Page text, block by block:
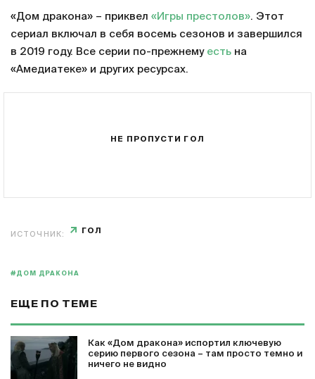
«Дом дракона» – приквел «Игры престолов». Этот
сериал включал в себя восемь сезонов и завершился
в 2019 году. Все серии по-прежнему есть на
«Амедиатеке» и других ресурсах.
НЕ ПРОПУСТИ ГОЛ
ИСТОЧНИК: ГОЛ
#ДОМ ДРАКОНА
ЕЩЕ ПО ТЕМЕ
Как «Дом дракона» испортил ключевую
серию первого сезона – там просто темно и
ничего не видно